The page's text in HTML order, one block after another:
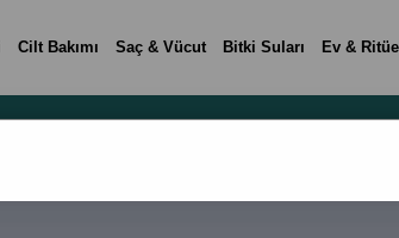
Cilt Bakımı Saç & Vücut Bitki Suları Ev & Ritüel